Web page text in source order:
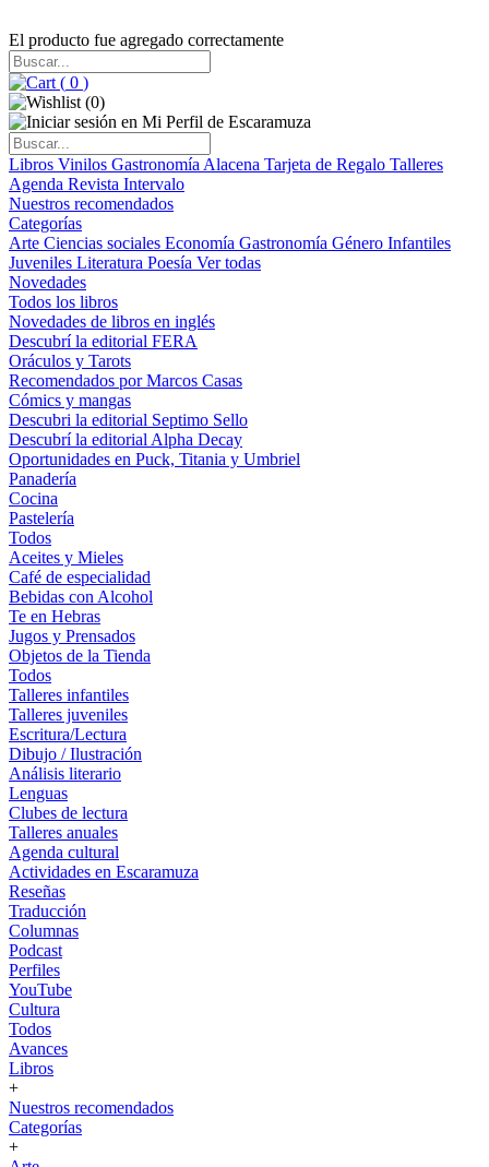
El producto fue agregado correctamente
( 0 )
(0)
Libros Vinilos Gastronomía Alacena Tarjeta de Regalo Talleres
Agenda Revista Intervalo
Nuestros recomendados
Categorías
Arte Ciencias sociales Economía Gastronomía Género Infantiles
Juveniles Literatura Poesía Ver todas
Novedades
Todos los libros
Novedades de libros en inglés
Descubrí la editorial FERA
Oráculos y Tarots
Recomendados por Marcos Casas
Cómics y mangas
Descubri la editorial Septimo Sello
Descubrí la editorial Alpha Decay
Oportunidades en Puck, Titania y Umbriel
Panadería
Cocina
Pastelería
Todos
Aceites y Mieles
Café de especialidad
Bebidas con Alcohol
Te en Hebras
Jugos y Prensados
Objetos de la Tienda
Todos
Talleres infantiles
Talleres juveniles
Escritura/Lectura
Dibujo / Ilustración
Análisis literario
Lenguas
Clubes de lectura
Talleres anuales
Agenda cultural
Actividades en Escaramuza
Reseñas
Traducción
Columnas
Podcast
Perfiles
YouTube
Cultura
Todos
Avances
Libros
+
Nuestros recomendados
Categorías
+